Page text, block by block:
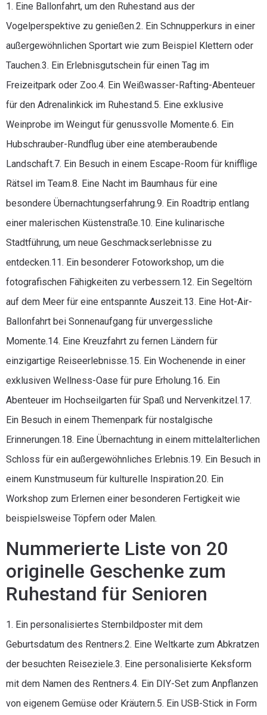
1. Eine Ballonfahrt, um den Ruhestand aus der
Vogelperspektive zu genießen.2. Ein Schnupperkurs in einer
außergewöhnlichen Sportart wie zum Beispiel Klettern oder
Tauchen.3. Ein Erlebnisgutschein für einen Tag im
Freizeitpark oder Zoo.4. Ein Weißwasser-Rafting-Abenteuer
für den Adrenalinkick im Ruhestand.5. Eine exklusive
Weinprobe im Weingut für genussvolle Momente.6. Ein
Hubschrauber-Rundflug über eine atemberaubende
Landschaft.7. Ein Besuch in einem Escape-Room für knifflige
Rätsel im Team.8. Eine Nacht im Baumhaus für eine
besondere Übernachtungserfahrung.9. Ein Roadtrip entlang
einer malerischen Küstenstraße.10. Eine kulinarische
Stadtführung, um neue Geschmackserlebnisse zu
entdecken.11. Ein besonderer Fotoworkshop, um die
fotografischen Fähigkeiten zu verbessern.12. Ein Segeltörn
auf dem Meer für eine entspannte Auszeit.13. Eine Hot-Air-
Ballonfahrt bei Sonnenaufgang für unvergessliche
Momente.14. Eine Kreuzfahrt zu fernen Ländern für
einzigartige Reiseerlebnisse.15. Ein Wochenende in einer
exklusiven Wellness-Oase für pure Erholung.16. Ein
Abenteuer im Hochseilgarten für Spaß und Nervenkitzel.17.
Ein Besuch in einem Themenpark für nostalgische
Erinnerungen.18. Eine Übernachtung in einem mittelalterlichen
Schloss für ein außergewöhnliches Erlebnis.19. Ein Besuch in
einem Kunstmuseum für kulturelle Inspiration.20. Ein
Workshop zum Erlernen einer besonderen Fertigkeit wie
beispielsweise Töpfern oder Malen.
Nummerierte Liste von 20
originelle Geschenke zum
Ruhestand für Senioren
1. Ein personalisiertes Sternbildposter mit dem
Geburtsdatum des Rentners.2. Eine Weltkarte zum Abkratzen
der besuchten Reiseziele.3. Eine personalisierte Keksform
mit dem Namen des Rentners.4. Ein DIY-Set zum Anpflanzen
von eigenem Gemüse oder Kräutern.5. Ein USB-Stick in Form